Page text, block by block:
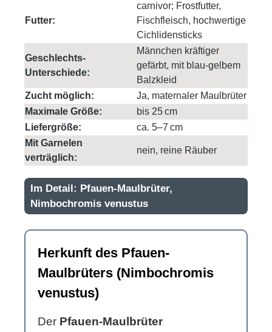
Futter:
carnivor; Frostfutter,
Fischfleisch, hochwertige
Cichlidensticks
Geschlechts-
Unterschiede:
Männchen kräftiger
gefärbt, mit blau-gelbem
Balzkleid
Zucht möglich:
Ja, maternaler Maulbrüter
Maximale Größe:
bis 25 cm
Liefergröße:
ca. 5–7 cm
Mit Garnelen
verträglich:
nein, reine Räuber
Im Detail: Pfauen-Maulbrüter,
Nimbochromis venustus
Herkunft des Pfauen-
Maulbrüters (Nimbochromis
venustus)
Der Pfauen-Maulbrüter